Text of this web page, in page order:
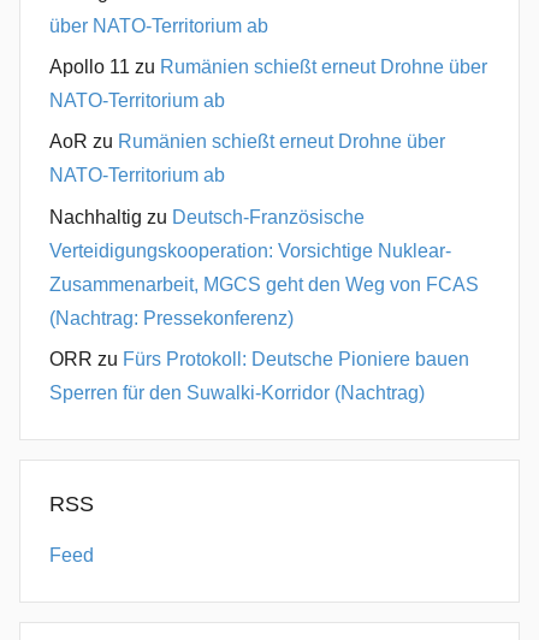
über NATO-Territorium ab
Apollo 11 zu Rumänien schießt erneut Drohne über
NATO-Territorium ab
AoR zu Rumänien schießt erneut Drohne über
NATO-Territorium ab
Nachhaltig zu Deutsch-Französische
Verteidigungskooperation: Vorsichtige Nuklear-
Zusammenarbeit, MGCS geht den Weg von FCAS
(Nachtrag: Pressekonferenz)
ORR zu Fürs Protokoll: Deutsche Pioniere bauen
Sperren für den Suwalki-Korridor (Nachtrag)
RSS
Feed